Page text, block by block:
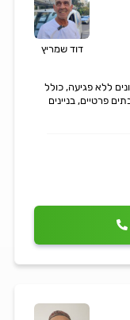
דוד שמריץ
ללא פגיעה, כולל
פרטיים, בניינים